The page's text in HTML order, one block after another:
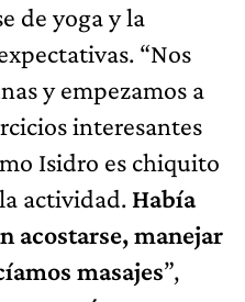
de yoga y la
“Nos
y empezamos a
interesantes
Isidro es chiquito
actividad. Había
acostarse, manejar
masajes”,